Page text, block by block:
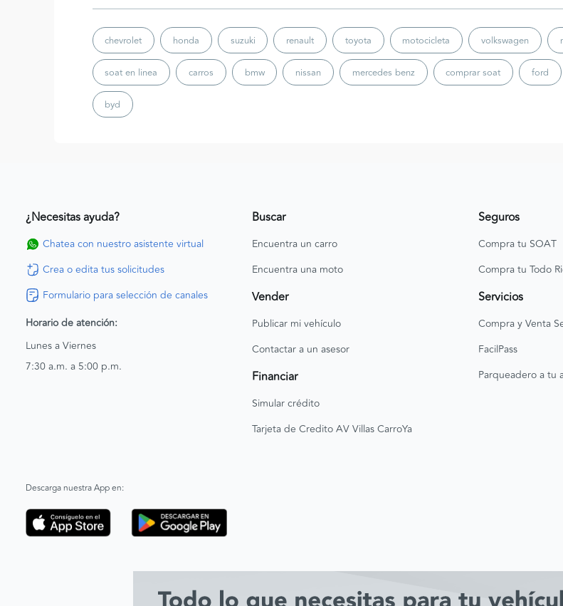
chevrolet honda suzuki renault toyota motocicleta volkswagen
soat en linea carros bmw nissan mercedes benz comprar soat ford
byd
¿Necesitas ayuda?
Chatea con nuestro asistente virtual
Crea o edita tus solicitudes
Formulario para selección de canales
Horario de atención:
Lunes a Viernes
7:30 a.m. a 5:00 p.m.
Buscar
Encuentra un carro
Encuentra una moto
Vender
Publicar mi vehículo
Contactar a un asesor
Financiar
Simular crédito
Tarjeta de Credito AV Villas CarroYa
Seguros
Compra tu SOAT
Compra tu Todo
Servicios
Compra y Venta
FacilPass
Parqueadero a tu
Descarga nuestra App en: